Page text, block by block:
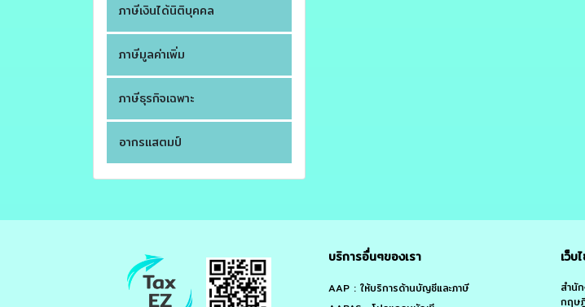
ภาษีเงินได้นิติบุคคล
ภาษีมูลค่าเพิ่ม
ภาษีธุรกิจเฉพาะ
อากรแสตมป์